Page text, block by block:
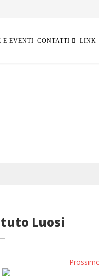
E EVENTI CONTATTI LINK
Luosi
Prossimo